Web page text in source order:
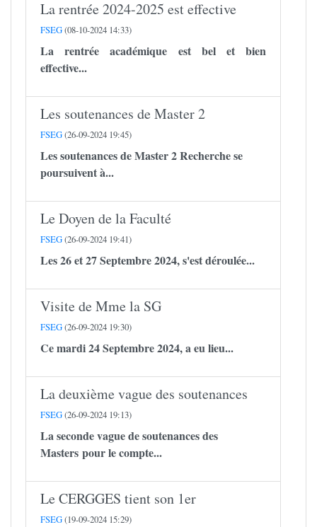
La rentrée 2024-2025 est effective
FSEG(08-10-2024 14:33)
La rentrée académique est bel et bien
effective...
Les soutenances de Master 2
FSEG(26-09-2024 19:45)
Les soutenances de Master 2 Recherche se
poursuivent à...
Le Doyen de la Faculté
FSEG(26-09-2024 19:41)
Les 26 et 27 Septembre 2024, s'est déroulée...
Visite de Mme la SG
FSEG(26-09-2024 19:30)
Ce mardi 24 Septembre 2024, a eu lieu...
La deuxième vague des soutenances
FSEG(26-09-2024 19:13)
La seconde vague de soutenances des
Masters pour le compte...
Le CERGGES tient son 1er
FSEG(19-09-2024 15:29)